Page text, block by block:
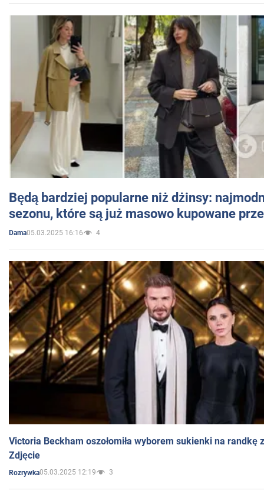
Będą bardziej popularne niż dżinsy:
sezonu, które są już masowo kupowane
Dama05.03.2025 16:16 4
Victoria Beckham oszołomiła wyborem sukienki na randkę
Zdjęcie
Rozrywka05.03.2025 12:19 3